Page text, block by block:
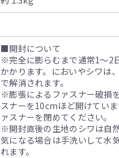
■開封について
※完全に膨らむまで通常1～2
かかります。においやシワは
で解消されます。
※膨張によるファスナー破損
スナーを10cmほど開けてい
ァスナーを閉めてください。
※開封直後の生地のシワは自
気になる場合は手洗いして水
れます。